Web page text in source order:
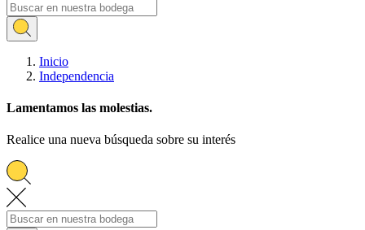
Inicio
Independencia
Lamentamos las molestias.
Realice una nueva búsqueda sobre su interés